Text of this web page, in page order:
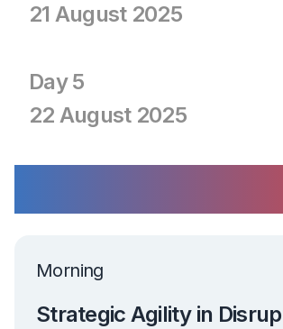
21 August 2025
Day 5
22 August 2025
Morning
Strategic Agility in